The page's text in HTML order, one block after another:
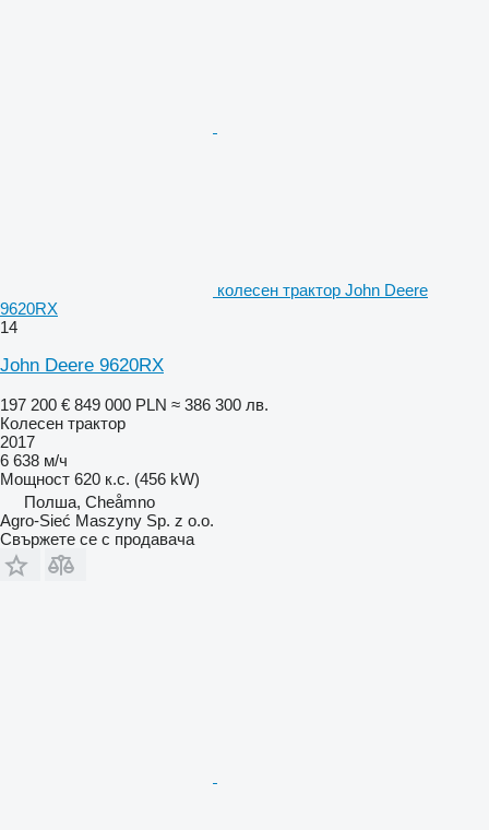
колесен трактор John Deere
9620RX
14
John Deere 9620RX
197 200 € 849 000 PLN ≈ 386 300 лв.
Колесен трактор
2017
6 638 м/ч
Мощност 620 к.с. (456 kW)
Полша, Cheåmno
Agro-Sieć Maszyny Sp. z o.o.
Свържете се с продавача